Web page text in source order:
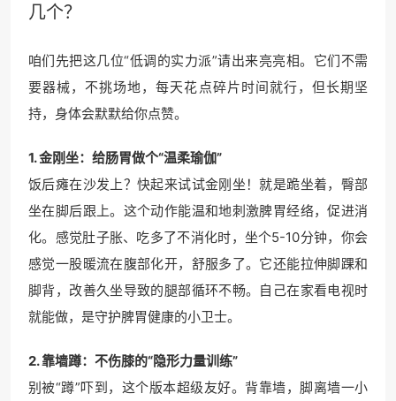
几个？
咱们先把这几位“低调的实力派”请出来亮亮相。它们不需
要器械，不挑场地，每天花点碎片时间就行，但长期坚
持，身体会默默给你点赞。
1. 金刚坐：给肠胃做个“温柔瑜伽”
饭后瘫在沙发上？快起来试试金刚坐！就是跪坐着，臀部
坐在脚后跟上。这个动作能温和地刺激脾胃经络，促进消
化。感觉肚子胀、吃多了不消化时，坐个5-10分钟，你会
感觉一股暖流在腹部化开，舒服多了。它还能拉伸脚踝和
脚背，改善久坐导致的腿部循环不畅。自己在家看电视时
就能做，是守护脾胃健康的小卫士。
2. 靠墙蹲：不伤膝的“隐形力量训练”
别被“蹲”吓到，这个版本超级友好。背靠墙，脚离墙一小